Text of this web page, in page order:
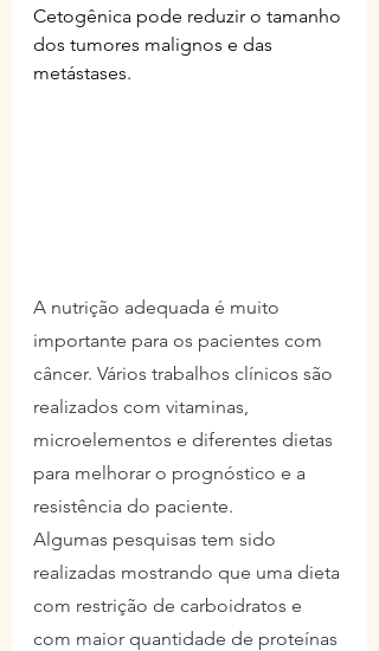
Cetogênica pode reduzir o tamanho
dos tumores malignos e das
metástases.
A nutrição adequada é muito
importante para os pacientes com
câncer. Vários trabalhos clínicos são
realizados com vitaminas,
microelementos e diferentes dietas
para melhorar o prognóstico e a
resistência do paciente.
Algumas pesquisas tem sido
realizadas mostrando que uma dieta
com restrição de carboidratos e
com maior quantidade de proteínas